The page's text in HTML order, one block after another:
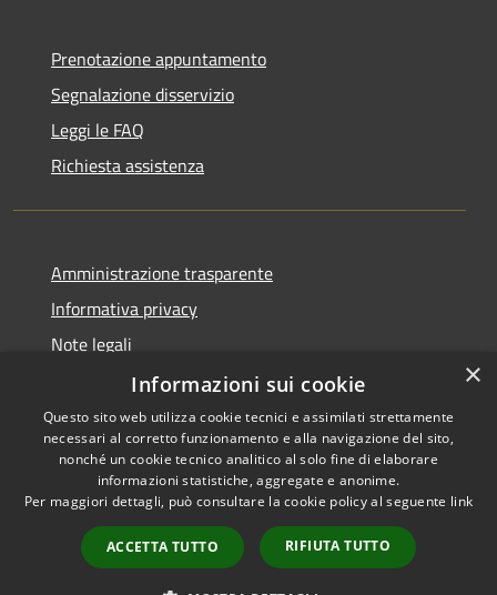
Prenotazione appuntamento
Segnalazione disservizio
Leggi le FAQ
Richiesta assistenza
Amministrazione trasparente
Informativa privacy
Note legali
Dichiarazione di accessibilità
RSS
Accessibilità
Copyright © 2026 • Comune di
Municipium•
Accesso
redazione
×
Informazioni sui cookie
Questo sito web utilizza cookie tecnici e assimilati strettamente
necessari al corretto funzionamento e alla navigazione del sito,
nonché un cookie tecnico analitico al solo fine di elaborare
informazioni statistiche, aggregate e anonime.
Per maggiori dettagli, può consultare la cookie policy al seguente link
ACCETTA TUTTO RIFIUTA TUTTO